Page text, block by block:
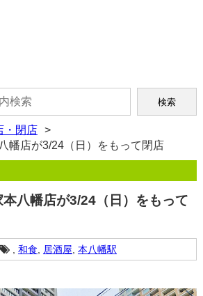
・閉店
幡店が3/24（日）をもって閉店
八幡店が3/24（日）をもって
, 和食 居酒屋 本八幡駅